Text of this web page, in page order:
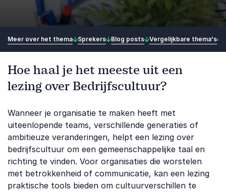
Meer over het thema Sprekers Blog posts Vergelijkbare thema's
Hoe haal je het meeste uit een
lezing over Bedrijfscultuur?
Wanneer je organisatie te maken heeft met
uiteenlopende teams, verschillende generaties of
ambitieuze veranderingen, helpt een lezing over
bedrijfscultuur om een gemeenschappelijke taal en
richting te vinden. Voor organisaties die worstelen
met betrokkenheid of communicatie, kan een lezing
praktische tools bieden om cultuurverschillen te